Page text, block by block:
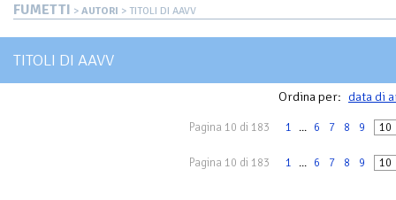
FUMETTI > AUTORI > TITOLI DI AAVV
TITOLI DI AAVV
Ordina per: data di
Pagina 10 di 183 1 ... 6 7 8 9 10
Pagina 10 di 183 1 ... 6 7 8 9 10